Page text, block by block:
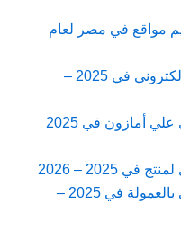
في مصر لعام
إزاي أفتح شركة تسويق إلكتروني في 2025 –
كيفية التسويق الإلكتروني علي أمازون في 2025
– 2026
كيفية التسويق الإلكتروني بالعمولة في 2025 –